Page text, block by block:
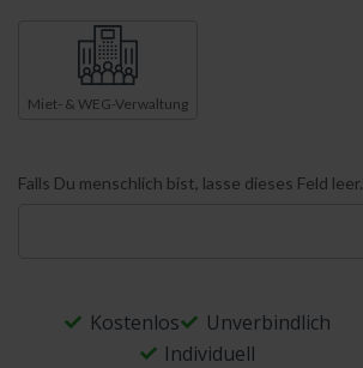
Miet- & WEG-Verwaltung
Falls Du menschlich bist, lasse dieses Feld leer.
Alternative:Kostenlos
Unverbindlich
Individuell